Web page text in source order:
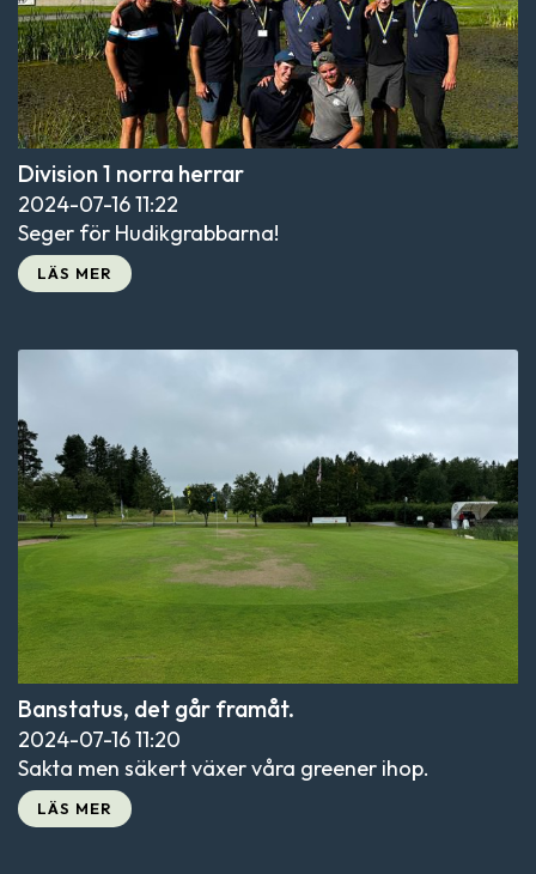
Division 1 norra herrar
2024-07-1611:22
Seger för Hudikgrabbarna!
LÄS MER
Banstatus, det går framåt.
2024-07-1611:20
Sakta men säkert växer våra greener ihop.
LÄS MER